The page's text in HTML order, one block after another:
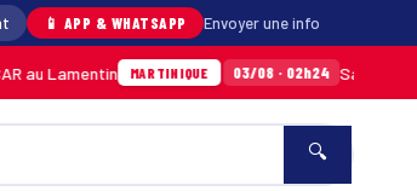
📱 APP & WHATSAPP Envoyer une info
Lamentin MARTINIQUE 03/08 · 02h24 Sainte-Anne
🔍